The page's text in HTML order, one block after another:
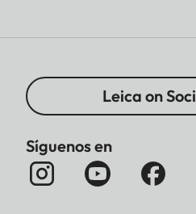
Leica on
Síguenos en